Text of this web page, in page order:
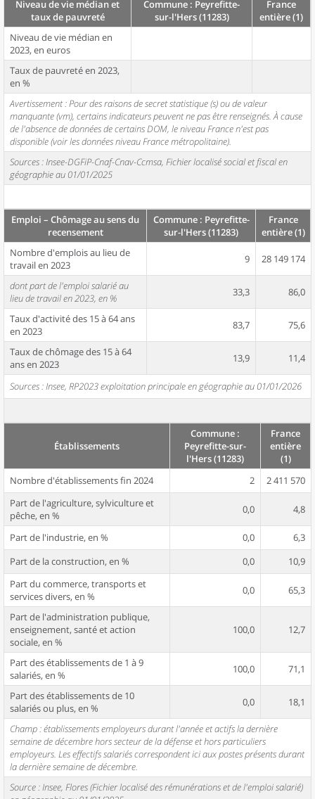
Niveau de vie médian et
taux de pauvreté
Commune : Peyrefitte-
sur-l'Hers (11283)
France
entière (1)
Niveau de vie médian en
2023, en euros
Taux de pauvreté en 2023,
en %
Avertissement : Pour des raisons de secret statistique (s) ou de valeur
manquante (vm), certains indicateurs peuvent ne pas être renseignés. À cause
de l'absence de données de certains DOM, le niveau France n'est pas
disponible (voir les données niveau France métropolitaine).
Sources : Insee-DGFiP-Cnaf-Cnav-Ccmsa, Fichier localisé social et fiscal en
géographie au 01/01/2025
Emploi – Chômage au sens du
recensement
Commune : Peyrefitte-
sur-l'Hers (11283)
France
entière (1)
Nombre d'emplois au lieu de
travail en 2023
9 28 149 174
dont part de l'emploi salarié au
lieu de travail en 2023, en %
33,3 86,0
Taux d'activité des 15 à 64 ans
en 2023
83,7 75,6
Taux de chômage des 15 à 64
ans en 2023
13,9 11,4
Sources : Insee, RP2023 exploitation principale en géographie au 01/01/2026
Établissements
Commune :
Peyrefitte-sur-
l'Hers (11283)
France
entière
(1)
Nombre d'établissements fin 2024
2
2 411 570
Part de l'agriculture, sylviculture et
pêche, en %
0,0 4,8
Part de l'industrie, en % 0,0
6,3
Part de la construction, en %
0,0
10,9
Part du commerce, transports et
services divers, en %
0,0 65,3
Part de l'administration publique,
enseignement, santé et action
sociale, en %
100,0 12,7
Part des établissements de 1 à 9
salariés, en %
100,0 71,1
Part des établissements de 10
salariés ou plus, en %
0,0 18,1
Champ : établissements employeurs durant l'année et actifs la dernière
semaine de décembre hors secteur de la défense et hors particuliers
employeurs. Les effectifs salariés correspondent ici aux postes présents durant
la dernière semaine de décembre.
Source : Insee, Flores (Fichier localisé des rémunérations et de l'emploi salarié)